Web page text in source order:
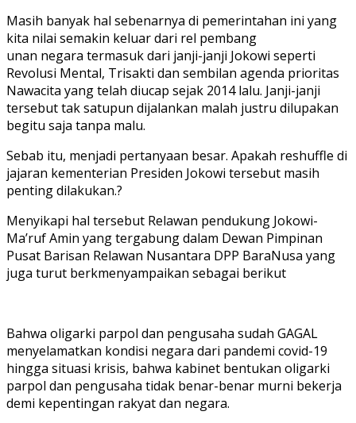
Masih banyak hal sebenarnya di pemerintahan ini yang
kita nilai semakin keluar dari rel pembang
unan negara termasuk dari janji-janji Jokowi seperti
Revolusi Mental, Trisakti dan sembilan agenda prioritas
Nawacita yang telah diucap sejak 2014 lalu. Janji-janji
tersebut tak satupun dijalankan malah justru dilupakan
begitu saja tanpa malu.
Sebab itu, menjadi pertanyaan besar. Apakah reshuffle di
jajaran kementerian Presiden Jokowi tersebut masih
penting dilakukan.?
Menyikapi hal tersebut Relawan pendukung Jokowi-
Ma’ruf Amin yang tergabung dalam Dewan Pimpinan
Pusat Barisan Relawan Nusantara DPP BaraNusa yang
juga turut berkmenyampaikan sebagai berikut
Bahwa oligarki parpol dan pengusaha sudah GAGAL
menyelamatkan kondisi negara dari pandemi covid-19
hingga situasi krisis, bahwa kabinet bentukan oligarki
parpol dan pengusaha tidak benar-benar murni bekerja
demi kepentingan rakyat dan negara.